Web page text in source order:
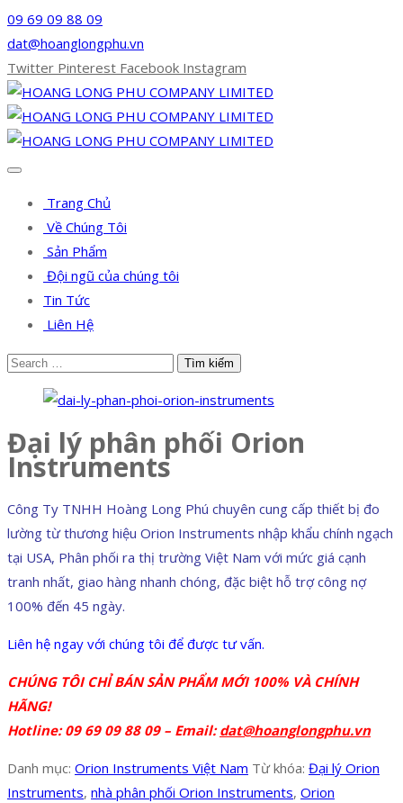
09 69 09 88 09
dat@hoanglongphu.vn
Twitter Pinterest Facebook Instagram
Trang Chủ
Về Chúng Tôi
Sản Phẩm
Đội ngũ của chúng tôi
Tin Tức
Liên Hệ
Đại lý phân phối Orion
Instruments
Công Ty TNHH Hoàng Long Phú chuyên cung cấp thiết bị đo
lường từ thương hiệu Orion Instruments nhập khẩu chính ngạch
tại USA, Phân phối ra thị trường Việt Nam với mức giá cạnh
tranh nhất, giao hàng nhanh chóng, đặc biệt hỗ trợ công nợ
100% đến 45 ngày.
Liên hệ ngay với chúng tôi để được tư vấn.
CHÚNG TÔI CHỈ BÁN SẢN PHẨM MỚI 100% VÀ CHÍNH
HÃNG!
Hotline: 09 69 09 88 09 – Email:dat@hoanglongphu.vn
Danh mục: Orion Instruments Việt Nam Từ khóa: Đại lý Orion
Instruments, nhà phân phối Orion Instruments, Orion